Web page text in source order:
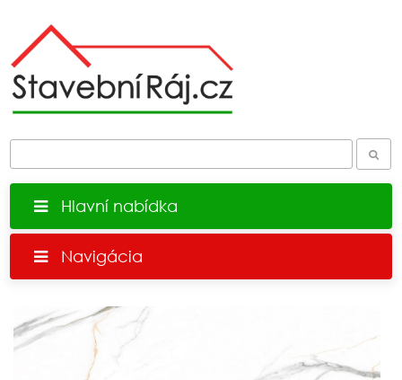
Hlavní nabídka
Navigácia